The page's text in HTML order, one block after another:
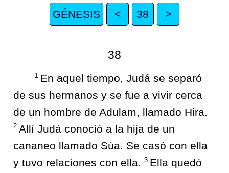
GÉNESIS < 38 >
38
1 En aquel tiempo, Judá se separó
de sus hermanos y se fue a vivir cerca
de un hombre de Adulam, llamado Hira.
2 Allí Judá conoció a la hija de un
cananeo llamado Súa. Se casó con ella
y tuvo relaciones con ella. 3 Ella quedó